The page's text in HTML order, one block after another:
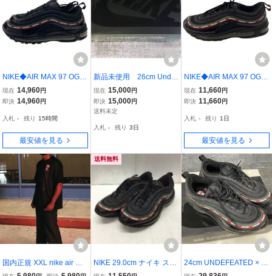
NIKE◆AIR MAX 97 OG /
UNDFTD/エアマックス9
7/ブラック/AJ1986-001/2
現在 14,960円
即決 14,960円
入札 - 残り 15時間
最安値を見る
新品未使用 26cm Undef
eated Nike Air Max 97 エ
アマックス 説明文必ず
ご確認下さい
現在 15,000円
即決 15,000円
送料未定
入札 - 残り 3日
NIKE◆AIR MAX 97 OG /
UNDFTD/エアマックス9
7/ブラック/AJ1986-001/2
現在 11,660円
即決 11,660円
入札 - 残り 1日
最安値を見る
国内正規 XXL nike air ma
x 97 undefeated ナイキ
送料無料
NIKE 29.0cm ナイキ スニ
ーカー スニーカー AJ198
24cm UNDEFEATED × NI
KE AIR MAX 97 OG BLA